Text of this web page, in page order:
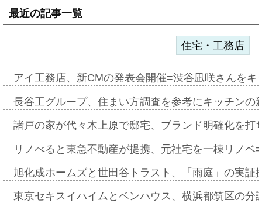
最近の記事一覧
住宅・工務店
アイ工務店、新CMの発表会開催=渋谷凪咲さんを
長谷工グループ、住まい方調査を参考にキッチン
諸戸の家が代々木上原で邸宅、ブランド明確化を
リノべると東急不動産が提携、元社宅を一棟リノ
旭化成ホームズと世田谷トラスト、「雨庭」の実
東京セキスイハイムとベンハウス、横浜都筑区の